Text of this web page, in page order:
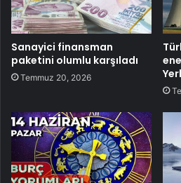
Sanayici finansman
paketini olumlu karşıladı
Temmuz 20, 2026